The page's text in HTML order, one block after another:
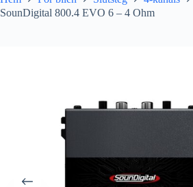
SounDigital 800.4 EVO 6 – 4 Ohm